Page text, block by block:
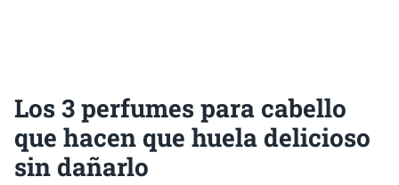
Los 3 perfumes para cabello
que hacen que huela delicioso
sin dañarlo